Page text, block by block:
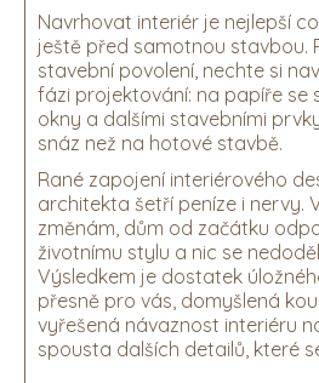
Navrhovat interiér je nejlepší
ještě před samotnou stavbou.
stavební povolení, nechte si
fázi projektování: na papíře se
okny a dalšími stavebními
snáz než na hotové stavbě.
Rané zapojení interiérového
architekta šetří peníze i nervy.
změnám, dům od začátku
životnímu stylu a nic se
Výsledkem je dostatek
přesně pro vás, domyšlená
vyřešená návaznost interiéru
spousta dalších detailů, které